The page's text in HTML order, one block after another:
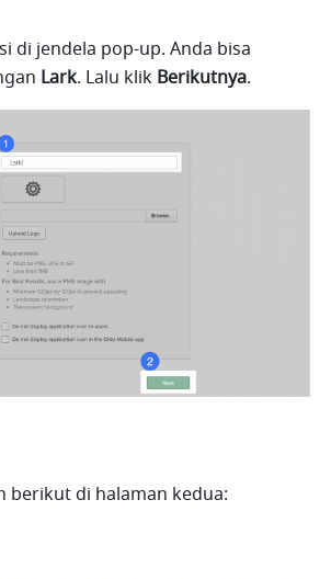
di jendela pop-up. Anda bisa
Lark. Lalu klik Berikutnya.
berikut di halaman kedua: